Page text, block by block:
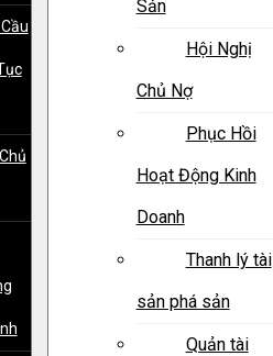
Sản
Hội Nghị
Chủ Nợ
Phục Hồi
Hoạt Động Kinh
Doanh
Thanh lý tài
sản phá sản
Quản tài